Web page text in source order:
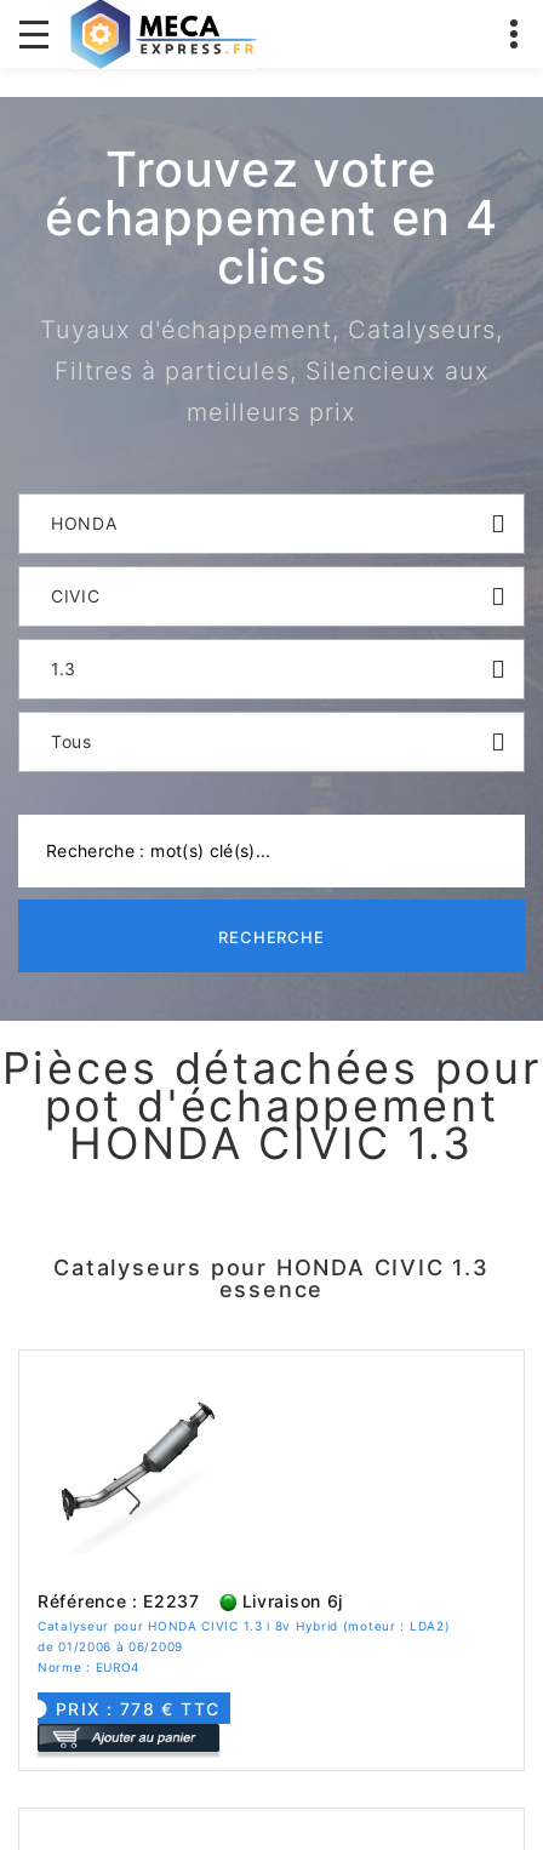
Trouvez votre
échappement en 4
clics
Tuyaux d'échappement, Catalyseurs,
Filtres à particules, Silencieux aux
meilleurs prix
HONDA
CIVIC
1.3
Tous
RECHERCHE
Pièces détachées pour
pot d'échappement
HONDA CIVIC 1.3
Catalyseurs pour HONDA CIVIC 1.3
essence
Référence : E2237 Livraison 6j
Catalyseur pour HONDA CIVIC 1.3 i 8v Hybrid (moteur : LDA2)
de 01/2006 à 06/2009
Norme : EURO4
PRIX : 778 € TTC